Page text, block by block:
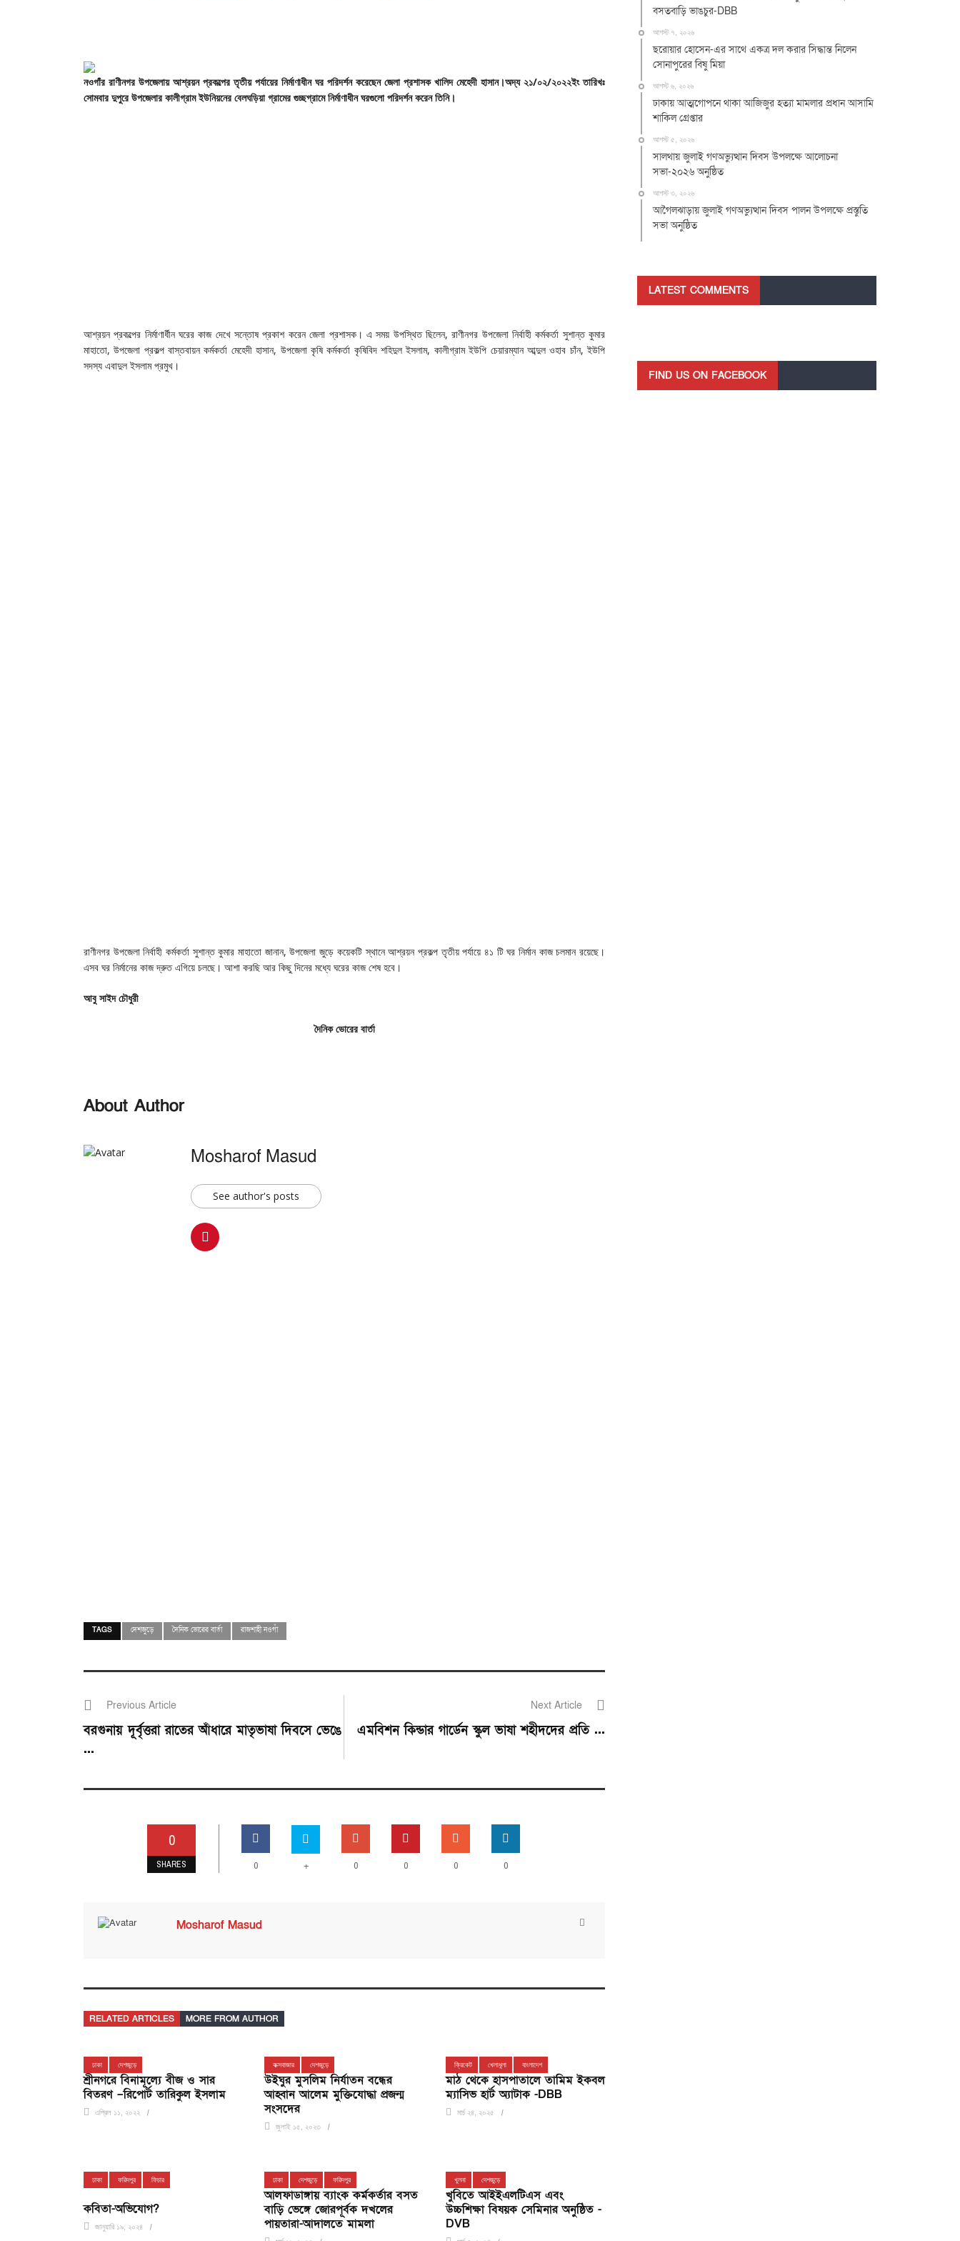
নওগাঁর রাণীনগর উপজেলায় আশ্রয়ন প্রকল্পেরতৃতীয় পর্যায়ের নির্মাণাধীন ঘর পরিদর্শন করেছেন জেলা প্রশাসক খালিদ মেহেদী হাসান।অদ্য ২১/০২/২০২২ইংতারিখঃ
সোমবার দুপুরে উপজেলার কালীগ্রামইউনিয়নের বেলঘড়িয়াগ্রামের গুচ্ছগ্রামেনির্মাণাধীনঘরগুলোপরিদর্শনকরেনতিনি।
আশ্রয়ন প্রকল্পের নির্মাণার্ধীন ঘরের কাজ দেখে সন্তোষ প্রকাশ করেন জেলা প্রশাসক। এ সময় উপস্থিত ছিলেন, রাণীনগর উপজেলা নির্বাহী কর্মকর্তা সুশান্ত কুমার
মাহাতো, উপজেলা প্রকল্প বাস্তবায়ন কর্মকর্তা মেহেদী হাসান, উপজেলা কৃষি কর্মকর্তা কৃষিবিদ শহিদুল ইসলাম, কালীগ্রাম ইউপি চেয়ারম্যান আব্দুল ওহাব চাঁন, ইউপি
সদস্য এবাদুল ইসলাম প্রমুখ।
রাণীনগর উপজেলা নির্বাহী কর্মকর্তা সুশান্ত কুমার মাহাতো জানান, উপজেলা জুড়ে কয়েকটি স্থানে আশ্রয়ন প্রকল্প তৃতীয় পর্যায়ে ৪১ টি ঘর নির্মান কাজ চলমান রয়েছে।
এসব ঘর নির্মানের কাজ দ্রুত এগিয়ে চলছে। আশা করছি আর কিছু দিনের মধ্যে ঘরের কাজ শেষ হবে।
আবু সাইদচৌধুরী
দৈনিক ভোরের বার্তা
About Author
Mosharof Masud
See author's posts
TAGS দেশজুড়ে দৈনিক ভোরের বার্তা রাজশাহী নওগাঁ
Previous Article
বরগুনায় দূর্বৃত্তরা রাতের আঁধারে মাতৃভাষা দিবসে ভেঙে
...
Next Article
এমবিশন কিন্ডার গার্ডেন স্কুল ভাষা শহীদদের প্রতি ...
0
SHARES 0 + 0 0 0 0
Mosharof Masud
RELATED ARTICLES MORE FROM AUTHOR
ঢাকা দেশজুড়ে
শ্রীনগরে বিনামূল্যে বীজ ও সার
বিতরণ –রিপোর্ট তারিকুল ইসলাম
এপ্রিল ১১, ২০২২
কক্সবাজার দেশজুড়ে
উইঘুর মুসলিম নির্যাতন বন্ধের
আহ্বান আলেম মুক্তিযোদ্ধা প্রজন্ম
সংসদের
জুলাই ১৫, ২০২৩
ক্রিকেট খেলাধুলা বাংলাদেশ
মাঠ থেকে হাসপাতালে তামিম ইকবল
ম্যাসিভ হার্ট অ্যাটাক -DBB
মার্চ ২৪, ২০২৫
ঢাকা ফরিদপুর ফিচার
কবিতা-অভিযোগ?
জানুয়ারি ১৯, ২০২৪
ঢাকা দেশজুড়ে ফরিদপুর
আলফাডাঙ্গায় ব্যাংক কর্মকর্তার বসত
বাড়ি ভেঙ্গে জোরপূর্বক দখলের
পায়তারা-আদালতে মামলা
খুলনা দেশজুড়ে
খুবিতে আইইএলটিএস এবং
উচ্চশিক্ষা বিষয়ক সেমিনার অনুষ্ঠিত -
DVB
বসতবাড়ি ভাঙচুর-DBB
আগস্ট ৭, ২০২৬
ছরোয়ার হোসেন-এর সাথে একত্র দল করার সিদ্ধান্ত নিলেন
সোনাপুরের বিষু মিয়া
আগস্ট ৬, ২০২৬
ঢাকায় আত্মগোপনে থাকা আজিজুর হত্যা মামলার প্রধান আসামি
শাকিল গ্রেপ্তার
আগস্ট ৫, ২০২৬
সালথায় জুলাই গণঅভ্যুত্থান দিবস উপলক্ষে আলোচনা
সভা-২০২৬ অনুষ্ঠিত
আগস্ট ৩, ২০২৬
আগৈলঝাড়ায় জুলাই গণঅভ্যুত্থান দিবস পালন উপলক্ষে প্রস্তুতি
সভা অনুষ্ঠিত
LATEST COMMENTS
FIND US ON FACEBOOK